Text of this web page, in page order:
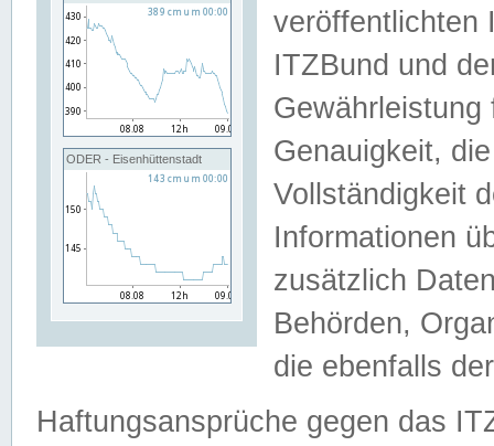
ODER - Eisenhüttenstadt
veröffentlichten
ITZBund und
Genauigkeit,
Vollständigkeit
Informationen
zusätzlich
Behörden,
die ebenfalls
Haftungsansprüche gegen das